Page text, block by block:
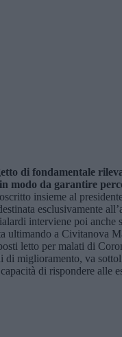
di fondamentale
modo da garantire
insieme al
esclusivamente
interviene poi anche
a Civitanova
letto per malati di
miglioramento, va
di rispondere alle